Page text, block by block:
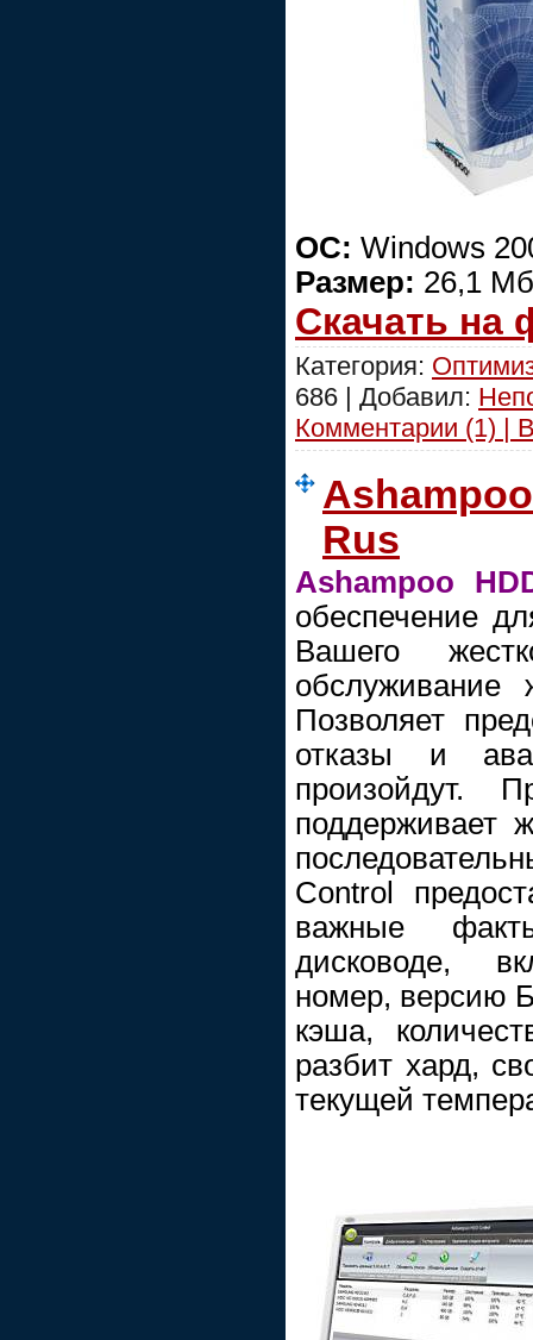
ОС: Windows
Размер: 26,1 Мб
Скачать на
Категория:
686 | Добавил:
Комментарии (1) |
Rus
Ashampoo
обеспечение
Вашего
обслуживание
Позволяет
отказы и
произойдут.
поддерживает
Control
важные
дисководе,
номер, версию
кэша,
разбит хард,
текущей